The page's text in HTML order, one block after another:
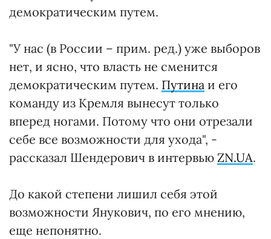
демократическим путем.
"У нас (в России – прим. ред.) уже выборов
нет, и ясно, что власть не сменится
демократическим путем. Путина и его
команду из Кремля вынесут только
вперед ногами. Потому что они отрезали
себе все возможности для ухода", -
рассказал Шендерович в интервью ZN.UA.
До какой степени лишил себя этой
возможности Янукович, по его мнению,
еще непонятно.